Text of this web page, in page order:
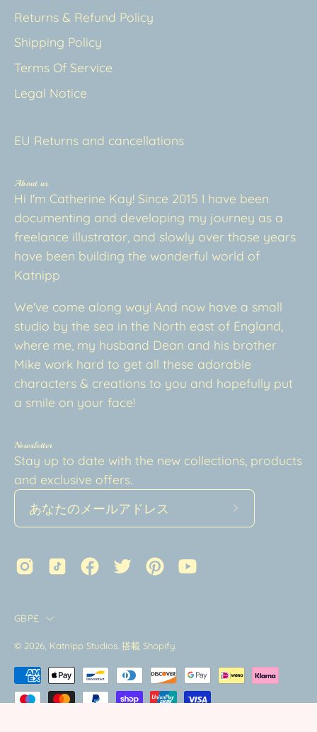
Returns & Refund Policy
Shipping Policy
Terms Of Service
Legal Notice
EU Returns and cancellations
About us
Hi I'm Catherine Kay! Since 2015 I have been
documenting and developing my journey as a
freelance illustrator, and slowly over those years
have been building the wonderful world of
Katnipp
We've come along way! And now have a small
studio by the sea in the North east of England,
where me, my husband Dean and his brother
Mike work hard to get all these adorable
characters & creations to you and hopefully put
a smile on your face!
Newsletter
Stay up to date with the new collections, products
and exclusive offers.
ニ
読
す
Country
GBP£
© 2026, Katnipp Studios 搭載 Shopify